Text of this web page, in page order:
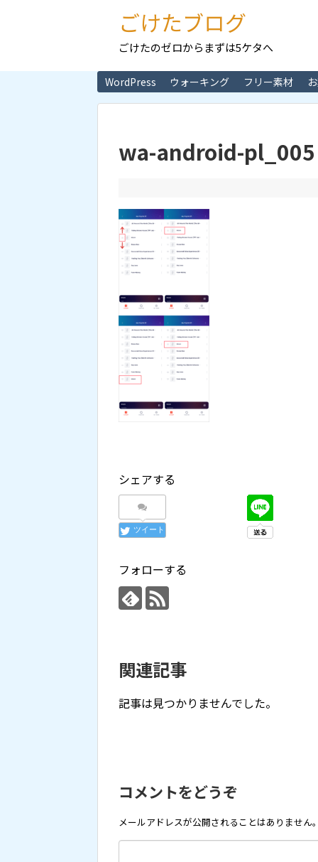
ごけたブログ
ごけたのゼロからまずは5ケタへ
WordPress ウォーキング フリー素材
wa-android-pl_005
シェアする
ツイート
フォローする
関連記事
記事は見つかりませんでした。
コメントをどうぞ
メールアドレスが公開されることはありません